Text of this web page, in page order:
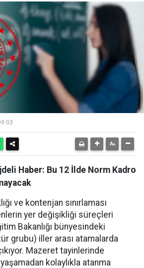
Haber: Bu 12 İlde Norm Kadro
ve kontenjan sınırlaması
yer değişikliği süreçleri
Bakanlığı bünyesindeki
grubu) iller arası atamalarda
Mazeret tayinlerinde
yaşamadan kolaylıkla atanma